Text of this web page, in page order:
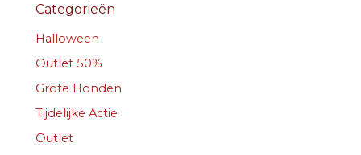
Categorieën
Halloween
Outlet 50%
Grote Honden
Tijdelijke Actie
Outlet